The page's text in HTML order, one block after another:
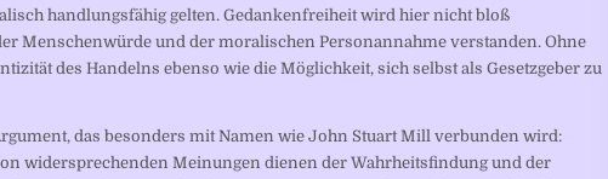
handlungsfähig gelten. Gedankenfreiheit wird hier nicht bloß
Menschenwürde und der moralischen Personannahme verstanden. Ohne
des Handelns ebenso wie die Möglichkeit, sich selbst als Gesetzgeber zu
das besonders mit Namen wie John Stuart Mill verbunden wird:
widersprechenden Meinungen dienen der Wahrheitsfindung und der